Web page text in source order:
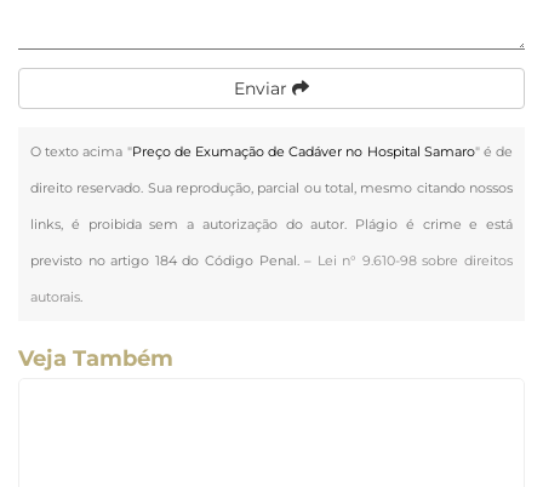
Enviar
O texto acima "Preço de Exumação de Cadáver no Hospital Samaro" é de
direito reservado. Sua reprodução, parcial ou total, mesmo citando nossos
links, é proibida sem a autorização do autor. Plágio é crime e está
previsto no artigo 184 do Código Penal. – Lei n° 9.610-98 sobre direitos
autorais.
Veja Também